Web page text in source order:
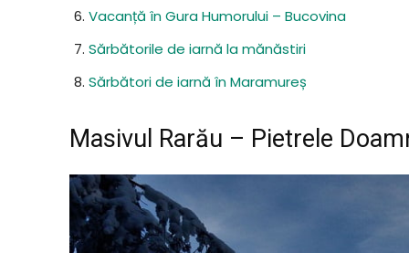
Vacanță în Gura Humorului – Bucovina
Sărbătorile de iarnă la mănăstiri
Sărbători de iarnă în Maramureș
Masivul Rarău – Pietrele